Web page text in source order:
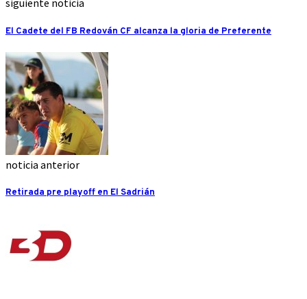
siguiente noticia
El Cadete del FB Redován CF alcanza la gloria de Preferente
noticia anterior
Retirada pre playoff en El Sadrián